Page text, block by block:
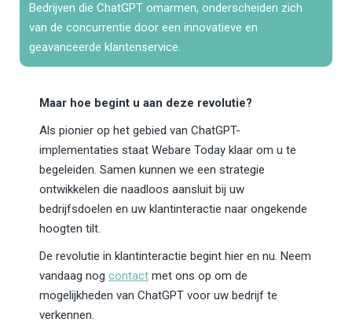
Bedrijven die ChatGPT omarmen, onderscheiden zich
van de concurrentie door een innovatieve en
geavanceerde klantenservice.
Maar hoe begint u aan deze revolutie?
Als pionier op het gebied van ChatGPT-
implementaties staat Webare Today klaar om u te
begeleiden. Samen kunnen we een strategie
ontwikkelen die naadloos aansluit bij uw
bedrijfsdoelen en uw klantinteractie naar ongekende
hoogten tilt.
De revolutie in klantinteractie begint hier en nu. Neem
vandaag nog contact met ons op om de
mogelijkheden van ChatGPT voor uw bedrijf te
verkennen.